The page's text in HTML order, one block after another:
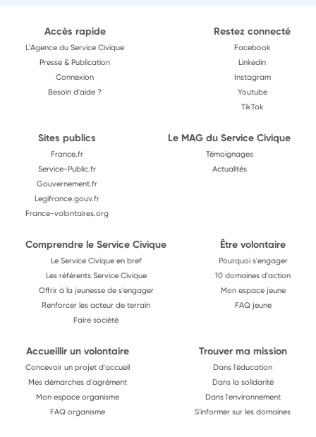
Accès rapide
L'Agence du Service Civique
Presse & Publication
Connexion
Besoin d'aide ?
Restez connecté
Facebook
Linkedin
Instagram
Youtube
TikTok
Sites publics
France.fr
Service-Public.fr
Gouvernement.fr
Legifrance.gouv.fr
France-volontaires.org
Le MAG du Service Civique
Témoignages
Actualités
Comprendre le Service Civique
Le Service Civique en bref
Les référents Service Civique
Offrir à la jeunesse de s'engager
Renforcer les acteur de terrain
Faire société
Être volontaire
Pourquoi s'engager
10 domaines d'action
Mon espace jeune
FAQ jeune
Accueillir un volontaire
Concevoir un projet d'accueil
Mes démarches d'agrément
Mon espace organisme
FAQ organisme
Trouver ma mission
Dans l'éducation
Dans la solidarité
Dans l'environnement
S'informer sur les domaines